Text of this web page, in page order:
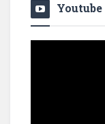
Youtube